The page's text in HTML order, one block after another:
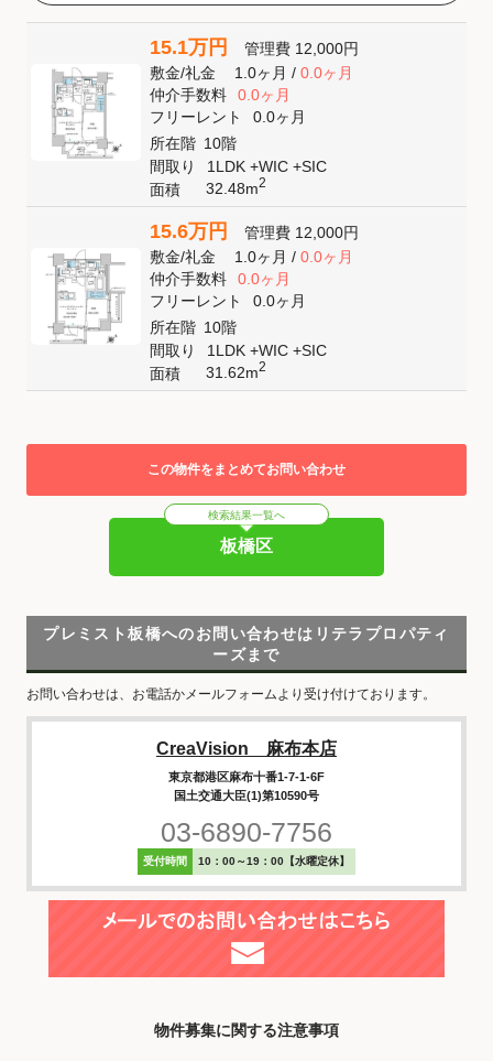
15.1万円 管理費 12,000円
敷金/礼金 1.0ヶ月/ 0.0ヶ月
仲介手数料
0.0ヶ月
フリーレント
0.0ヶ月
所在階 10階
間取り
1LDK +WIC +SIC
面積
32.48m2
15.6万円 管理費 12,000円
敷金/礼金 1.0ヶ月/ 0.0ヶ月
仲介手数料
0.0ヶ月
フリーレント
0.0ヶ月
所在階 10階
間取り
1LDK +WIC +SIC
面積
31.62m2
この物件をまとめてお問い合わせ
検索結果一覧へ
板橋区
プレミスト板橋へのお問い合わせはリテラプロパティ
ーズまで
お問い合わせは、お電話かメールフォームより受け付けております。
CreaVision 麻布本店
東京都港区麻布十番1-7-1-6F
国土交通大臣(1)第10590号
03-6890-7756
受付時間 10：00～19：00【水曜定休】
物件募集に関する注意事項